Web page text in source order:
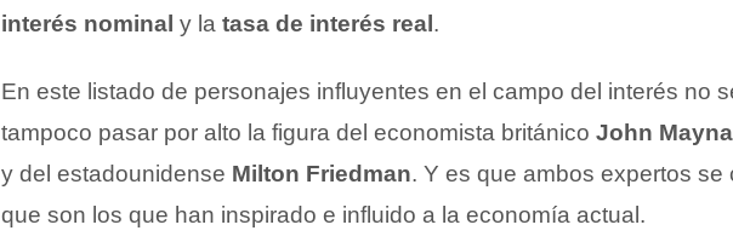
interés nominal y la tasa de interés real .
En este listado de personajes influyentes en el campo del interés no
tampoco pasar por alto la figura del economista británico John
y del estadounidense Milton Friedman. Y es que ambos expertos se
que son los que han inspirado e influido a la economía actual.